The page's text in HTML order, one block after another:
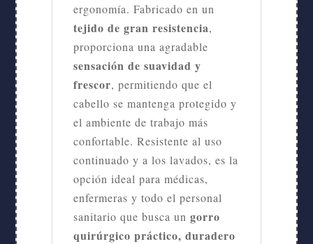
ergonomía. Fabricado en un
tejido de gran resistencia,
proporciona una agradable
sensación de suavidad y
frescor, permitiendo que el
cabello se mantenga protegido y
el ambiente de trabajo más
confortable. Resistente al uso
continuado y a los lavados, es la
opción ideal para médicas,
enfermeras y todo el personal
sanitario que busca un gorro
quirúrgico práctico, duradero